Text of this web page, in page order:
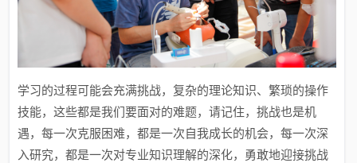
学习的过程可能会充满挑战，复杂的理论知识、繁琐的操作
技能，这些都是我们要面对的难题，请记住，挑战也是机
遇，每一次克服困难，都是一次自我成长的机会，每一次深
入研究，都是一次对专业知识理解的深化，勇敢地迎接挑战